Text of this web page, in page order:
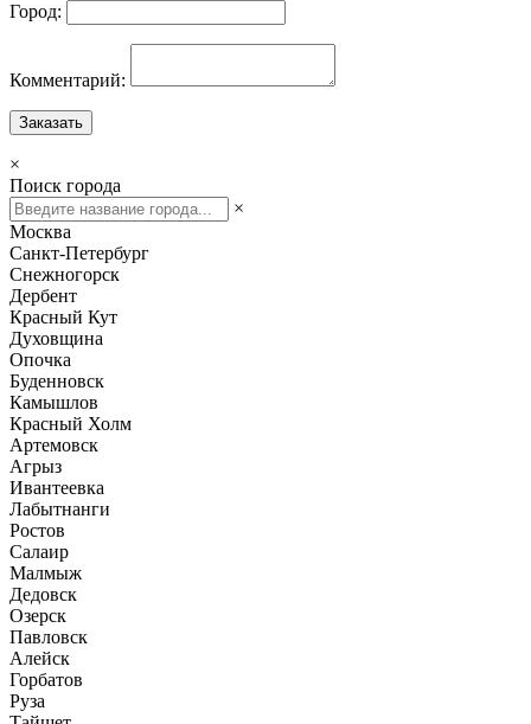
Город:
Комментарий:
Заказать
×
Поиск города
×
Москва
Санкт-Петербург
Снежногорск
Дербент
Красный Кут
Духовщина
Опочка
Буденновск
Камышлов
Красный Холм
Артемовск
Агрыз
Ивантеевка
Лабытнанги
Ростов
Салаир
Малмыж
Дедовск
Озерск
Павловск
Алейск
Горбатов
Руза